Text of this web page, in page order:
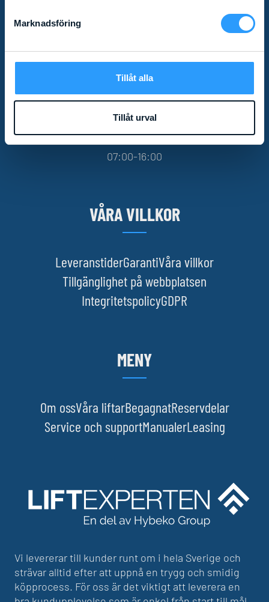
Marknadsföring
Tillåt alla
Tillåt urval
Stockholm
08 - 721 70 05
Telefontider
Mån-fre:
07:00-16:00
VÅRA VILLKOR
LeveranstiderGarantiVåra villkor
Tillgänglighet på webbplatsen
IntegritetspolicyGDPR
MENY
Om ossVåra liftarBegagnatReservdelar
Service och supportManualerLeasing
Vi levererar till kunder runt om i hela Sverige och
strävar alltid efter att uppnå en trygg och smidig
köpprocess. För oss är det viktigt att leverera en